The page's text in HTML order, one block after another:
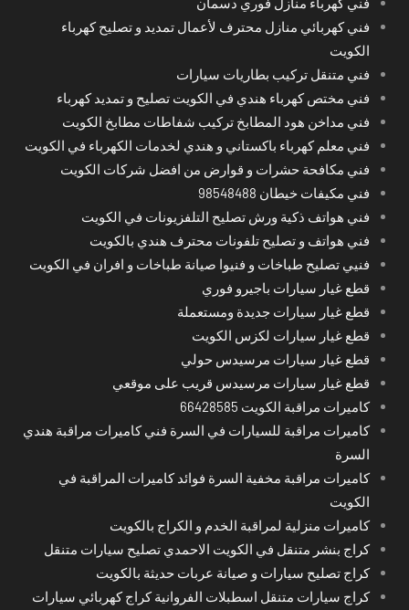
فني كهربائي منازل محترف لأعمال تمديد و تصليح كهرباء
الكويت
فني متنقل تركيب بطاريات سيارات
فني مختص كهرباء هندي في الكويت تصليح و تمديد كهرباء
فني مداخن هود المطابخ تركيب شفاطات مطابخ الكويت
فني معلم كهرباء باكستاني و هندي لخدمات الكهرباء في الكويت
فني مكافحة حشرات و قوارض من افضل شركات الكويت
فني مكيفات خيطان 98548488
فني هواتف ذكية ورش تصليح التلفزيونات في الكويت
فني هواتف و تصليح تلفونات محترف هندي بالكويت
فنيي تصليح طباخات و فنيوا صيانة طباخات و افران في الكويت
قطع غيار سيارات باجيرو فوري
قطع غيار سيارات جديدة ومستعملة
قطع غيار سيارات لكزس الكويت
قطع غيار سيارات مرسيدس حولي
قطع غيار سيارات مرسيدس قريب على موقعي
كاميرات مراقبة الكويت 66428585
كاميرات مراقبة للسيارات في السرة فني كاميرات مراقبة هندي
السرة
كاميرات مراقبة مخفية السرة فوائد كاميرات المراقبة في
الكويت
كاميرات منزلية لمراقبة الخدم و الكراج بالكويت
كراج بنشر متنقل في الكويت الاحمدي تصليح سيارات متنقل
كراج تصليح سيارات و صيانة عربات حديثة بالكويت
كراج سيارات متنقل اسطبلات الفروانية كراج كهربائي سيارات